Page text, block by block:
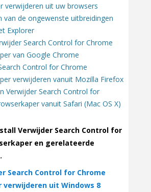
verwijderen uit uw browsers
van de ongewenste uitbreidingen
Explorer
Search Control for Chrome
van Google Chrome
Control for Chrome
verwijderen vanuit Mozilla Firefox
Verwijder Search Control for
vanuit Safari (Mac OS X)
Verwijder Search Control for
en gerelateerde
Search Control for Chrome
verwijderen uit Windows 8